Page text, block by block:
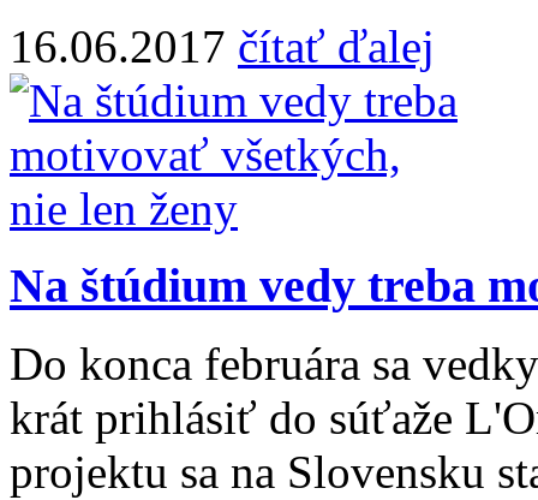
16.06.2017 čítať ďalej
Na štúdium vedy treba
Do konca februára sa
krát prihlásiť do súťaže
projektu sa na Slovensku